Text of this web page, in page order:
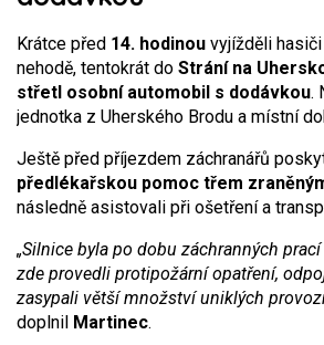
Krátce před 14. hodinou vyjížděli
nehodě, tentokrát do Strání na
střetl osobní automobil s dodávkou.
jednotka z Uherského Brodu a místní
Ještě před příjezdem záchranářů
předlékařskou pomoc třem
následně asistovali při ošetření a
„Silnice byla po dobu záchranných
zde provedli protipožární opatření,
zasypali větší množství uniklých
doplnil Martinec.